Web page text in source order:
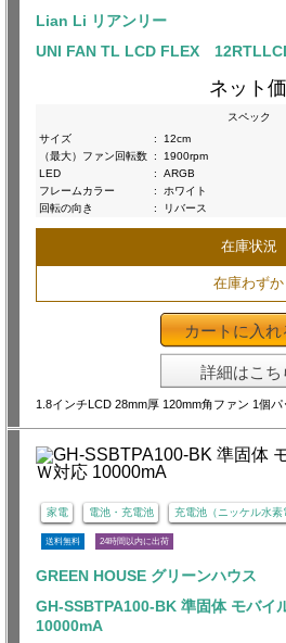
Lian Li リアンリー
UNI FAN TL LCD FLEX
ネット価
スペック
サイズ
:
12cm
（最大）ファン回転数 :
1900rpm
LED
:
ARGB
フレームカラー
:
ホワイト
回転の向き
: リバース
在庫状況
在庫わずか
カートに入れ
詳細はこち
1.8インチLCD 28mm厚 120mm角ファン 1個
家電 電池・充電池 充電池（ニッケル水素
送料無料 24時間以内に出荷
GREEN HOUSE グリーンハウス
GH-SSBTPA100-BK 準固体 モバイ
10000mA